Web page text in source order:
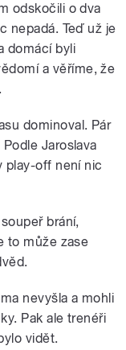
odskočili o dva
nepadá. Teď už je
domácí byli
a věříme, že
dominoval. Pár
Jaroslava
play-off není nic
brání,
to může zase
nevyšla a mohli
Pak ale trenéři
vidět.